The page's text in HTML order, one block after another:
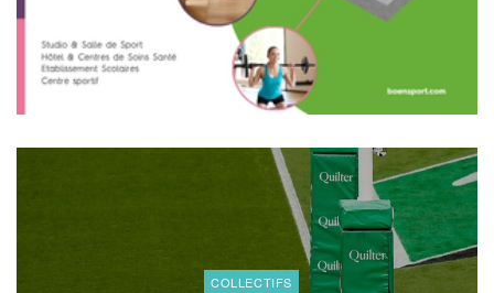
COLLECTIFS